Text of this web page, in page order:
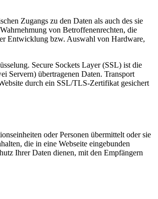
Zugangs zu den Daten als auch des sie
von Betroffenenrechten, die
Entwicklung bzw. Auswahl von Hardware,
Secure Sockets Layer (SSL) ist die
Servern) übertragenen Daten. Transport
durch ein SSL/TLS-Zertifikat gesichert
oder Personen übermittelt oder sie
die in eine Webseite eingebunden
Ihrer Daten dienen, mit den Empfängern